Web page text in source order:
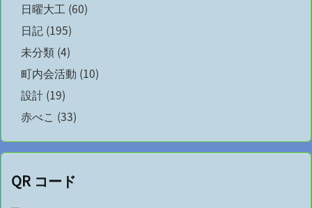
日曜大工 (60)
日記 (195)
未分類 (4)
町内会活動 (10)
設計 (19)
赤べこ (33)
QR コード